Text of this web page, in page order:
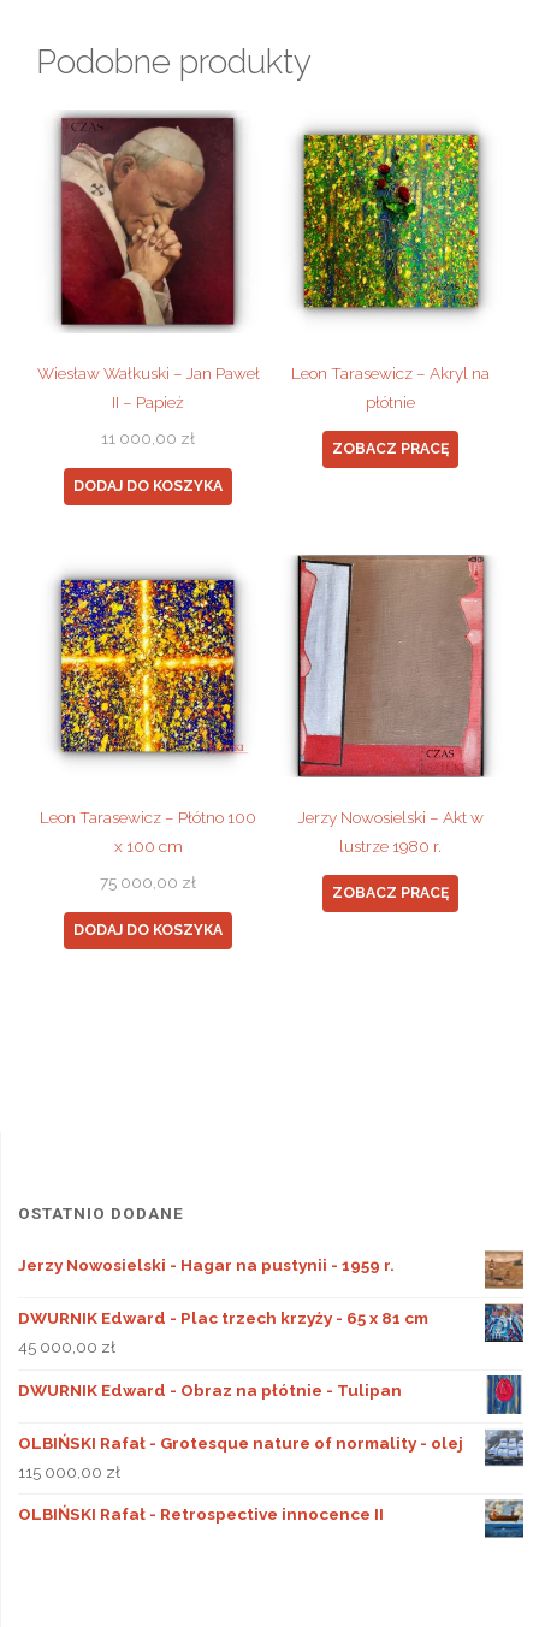
Podobne produkty
Wiesław Wałkuski – Jan Paweł
II – Papież
11 000,00 zł
DODAJ DO KOSZYKA
Leon Tarasewicz – Akryl na
płótnie
ZOBACZ PRACĘ
Leon Tarasewicz – Płótno 100
x 100 cm
75 000,00 zł
DODAJ DO KOSZYKA
Jerzy Nowosielski – Akt w
lustrze 1980 r.
ZOBACZ PRACĘ
OSTATNIO DODANE
Jerzy Nowosielski - Hagar na pustynii - 1959 r.
DWURNIK Edward - Plac trzech krzyży - 65 x 81 cm
45 000,00 zł
DWURNIK Edward - Obraz na płótnie - Tulipan
OLBIŃSKI Rafał - Grotesque nature of normality - olej
115 000,00 zł
OLBIŃSKI Rafał - Retrospective innocence II